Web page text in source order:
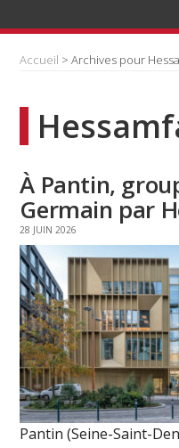
Accueil > Archives pour
À Pantin,
Germain par
28 JUIN 2026
Pantin (Seine-Saint-